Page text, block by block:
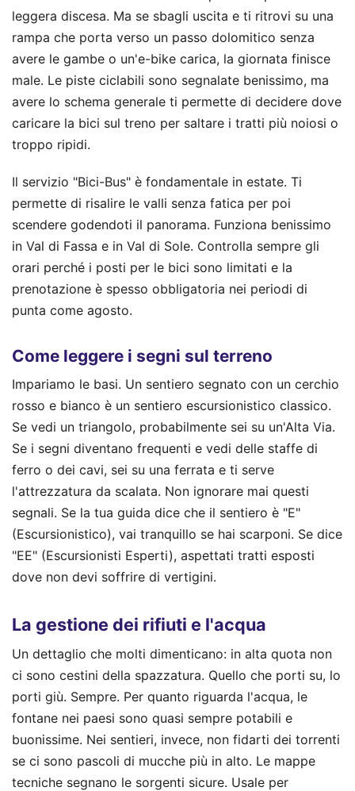
leggera discesa. Ma se sbagli uscita e ti ritrovi su una
rampa che porta verso un passo dolomitico senza
avere le gambe o un'e-bike carica, la giornata finisce
male. Le piste ciclabili sono segnalate benissimo, ma
avere lo schema generale ti permette di decidere dove
caricare la bici sul treno per saltare i tratti più noiosi o
troppo ripidi.
Il servizio "Bici-Bus" è fondamentale in estate. Ti
permette di risalire le valli senza fatica per poi
scendere godendoti il panorama. Funziona benissimo
in Val di Fassa e in Val di Sole. Controlla sempre gli
orari perché i posti per le bici sono limitati e la
prenotazione è spesso obbligatoria nei periodi di
punta come agosto.
Come leggere i segni sul terreno
Impariamo le basi. Un sentiero segnato con un cerchio
rosso e bianco è un sentiero escursionistico classico.
Se vedi un triangolo, probabilmente sei su un'Alta Via.
Se i segni diventano frequenti e vedi delle staffe di
ferro o dei cavi, sei su una ferrata e ti serve
l'attrezzatura da scalata. Non ignorare mai questi
segnali. Se la tua guida dice che il sentiero è "E"
(Escursionistico), vai tranquillo se hai scarponi. Se dice
"EE" (Escursionisti Esperti), aspettati tratti esposti
dove non devi soffrire di vertigini.
La gestione dei rifiuti e l'acqua
Un dettaglio che molti dimenticano: in alta quota non
ci sono cestini della spazzatura. Quello che porti su, lo
porti giù. Sempre. Per quanto riguarda l'acqua, le
fontane nei paesi sono quasi sempre potabili e
buonissime. Nei sentieri, invece, non fidarti dei torrenti
se ci sono pascoli di mucche più in alto. Le mappe
tecniche segnano le sorgenti sicure. Usale per